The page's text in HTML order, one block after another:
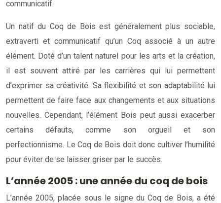
communicatif.
Un natif du Coq de Bois est généralement plus sociable,
extraverti et communicatif qu’un Coq associé à un autre
élément. Doté d’un talent naturel pour les arts et la création,
il est souvent attiré par les carrières qui lui permettent
d’exprimer sa créativité. Sa flexibilité et son adaptabilité lui
permettent de faire face aux changements et aux situations
nouvelles. Cependant, l’élément Bois peut aussi exacerber
certains défauts, comme son orgueil et son
perfectionnisme. Le Coq de Bois doit donc cultiver l’humilité
pour éviter de se laisser griser par le succès.
L’année 2005 : une année du coq de bois
L’année 2005, placée sous le signe du Coq de Bois, a été